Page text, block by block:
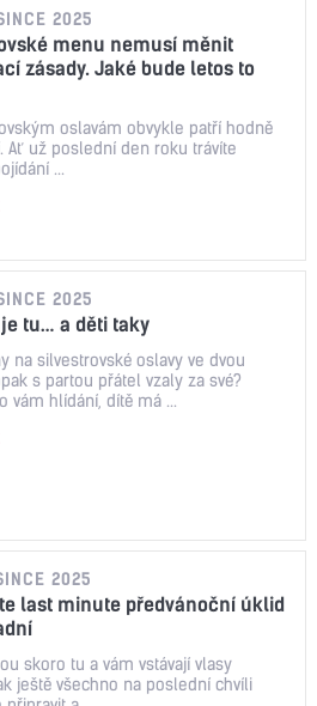
2025
menu nemusí měnit
zásady. Jaké bude letos to
oslavám obvykle patří hodně
Ať už poslední den roku trávíte
...
2025
tu… a děti taky
na silvestrovské oslavy ve dvou
s partou přátel vzaly za své?
vám hlídání, dítě má ...
2025
last minute předvánoční úklid
skoro tu a vám vstávají vlasy
ještě všechno na poslední chvíli